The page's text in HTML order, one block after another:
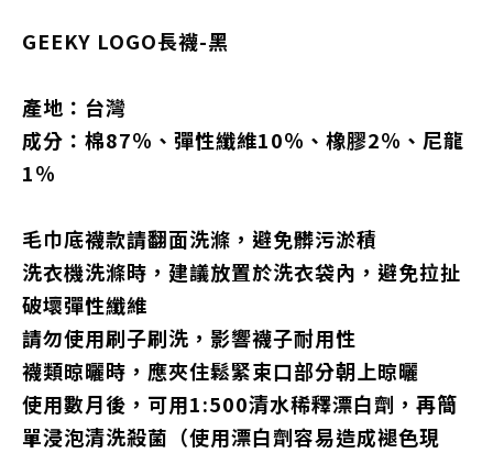
GEEKY LOGO長襪-黑
產地：台灣
成分：棉87％、彈性纖維10％、橡膠2％、尼龍
1％
毛巾底襪款請翻面洗滌，避免髒污淤積
洗衣機洗滌時，建議放置於洗衣袋內，避免拉扯
破壞彈性纖維
請勿使用刷子刷洗，影響襪子耐用性
襪類晾曬時，應夾住鬆緊束口部分朝上晾曬
使用數月後，可用1:500清水稀釋漂白劑，再簡
單浸泡清洗殺菌（使用漂白劑容易造成褪色現